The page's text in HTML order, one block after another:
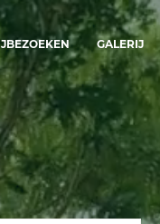
GALERIJ